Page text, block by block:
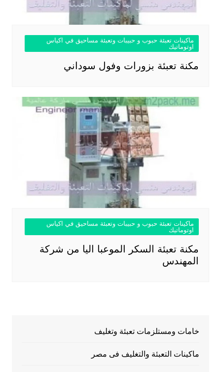
ماكينات تعبئة حبوب و حبيبات وتعبئة مساحيق في اكياس
اوتوماتيك
مكنة تعبئة بزورات وفول سوداني
ماكينات تعبئة حبوب و حبيبات وتعبئة مساحيق في اكياس
اوتوماتيك
مكنة تعبئة السكر الموعبا اليا من شركة
المهندس
خامات ومستلزمات تعبئة وتغليف
ماكينات التعبئة والتغليف فى مصر